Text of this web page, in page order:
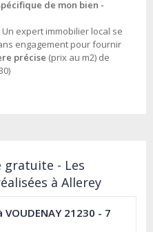
de mon bien -
expert immobilier local se
engagement pour fournir
précise (prix au m2) de
- Les
à Allerey
21230 - 7